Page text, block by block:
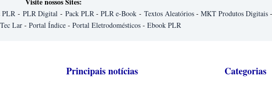
PLR- PLR Digital- Pack PLR- PLR e-Book- Textos Aleatórios- MKT Produtos Digitais-
Lar - Portal Índice - Portal Eletrodomésticos - Ebook PLR
Principais notícias Categorias